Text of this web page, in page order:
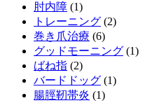
肘内障 (1)
トレーニング (2)
巻き爪治療 (6)
グッドモーニング (1)
ばね指 (2)
バードドッグ (1)
腸脛靭帯炎 (1)